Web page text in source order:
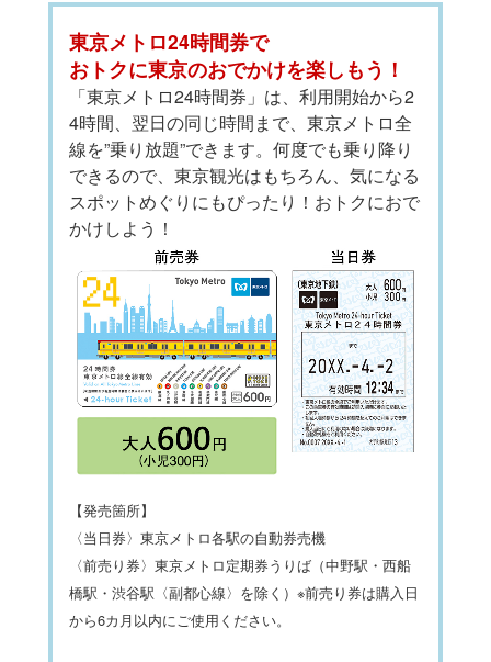
東京メトロ24時間券で
おトクに東京のおでかけを楽しもう！
「東京メトロ24時間券」は、利用開始から2
4時間、翌日の同じ時間まで、東京メトロ全
線を”乗り放題”できます。何度でも乗り降り
できるので、東京観光はもちろん、気になる
スポットめぐりにもぴったり！おトクにおで
かけしよう！
【発売箇所】
〈当日券〉東京メトロ各駅の自動券売機
〈前売り券〉東京メトロ定期券うりば（中野駅・西船
橋駅・渋谷駅〈副都心線〉を除く）※前売り券は購入日
から6カ月以内にご使用ください。